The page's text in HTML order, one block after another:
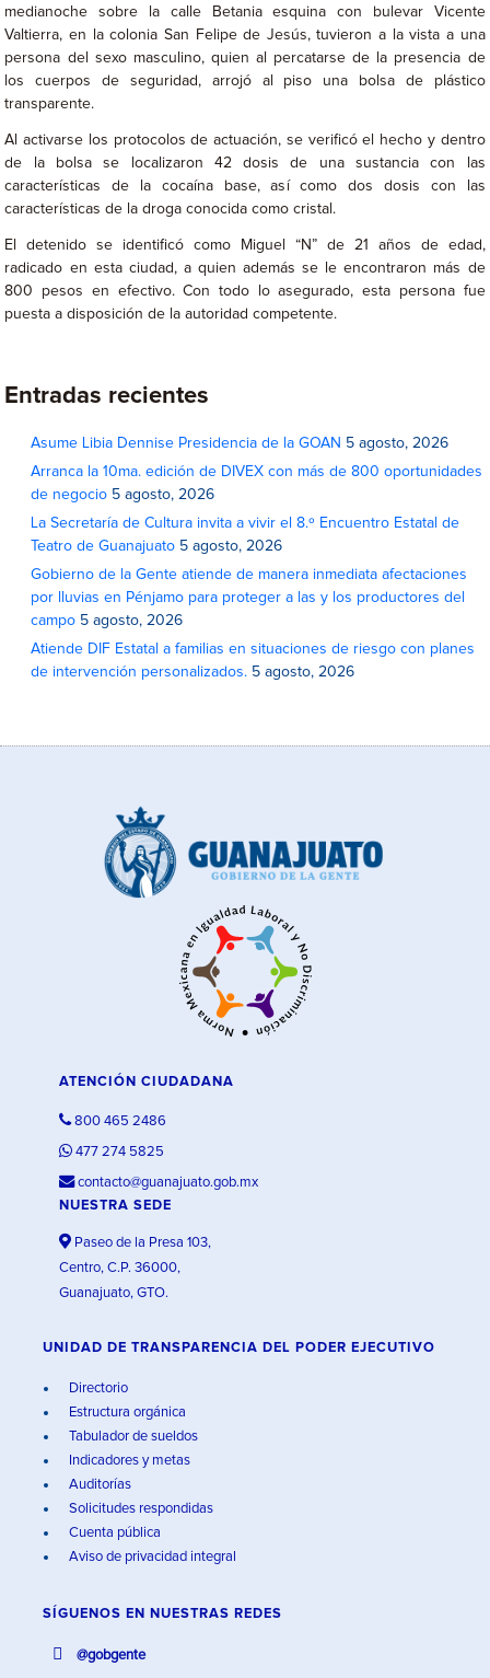
medianoche sobre la calle Betania esquina con bulevar Vicente
Valtierra, en la colonia San Felipe de Jesús, tuvieron a la vista a una
persona del sexo masculino, quien al percatarse de la presencia de
los cuerpos de seguridad, arrojó al piso una bolsa de plástico
transparente.
Al activarse los protocolos de actuación, se verificó el hecho y dentro
de la bolsa se localizaron 42 dosis de una sustancia con las
características de la cocaína base, así como dos dosis con las
características de la droga conocida como cristal.
El detenido se identificó como Miguel “N” de 21 años de edad,
radicado en esta ciudad, a quien además se le encontraron más de
800 pesos en efectivo. Con todo lo asegurado, esta persona fue
puesta a disposición de la autoridad competente.
Entradas recientes
Asume Libia Dennise Presidencia de la GOAN 5 agosto, 2026
Arranca la 10ma. edición de DIVEX con más de 800 oportunidades
de negocio 5 agosto, 2026
La Secretaría de Cultura invita a vivir el 8.º Encuentro Estatal de
Teatro de Guanajuato 5 agosto, 2026
Gobierno de la Gente atiende de manera inmediata afectaciones
por lluvias en Pénjamo para proteger a las y los productores del
campo 5 agosto, 2026
Atiende DIF Estatal a familias en situaciones de riesgo con planes
de intervención personalizados. 5 agosto, 2026
ATENCIÓN CIUDADANA
800 465 2486
477 274 5825
contacto@guanajuato.gob.mx
NUESTRA SEDE
Paseo de la Presa 103,
Centro, C.P. 36000,
Guanajuato, GTO.
UNIDAD DE TRANSPARENCIA DEL PODER EJECUTIVO
Directorio
Estructura orgánica
Tabulador de sueldos
Indicadores y metas
Auditorías
Solicitudes respondidas
Cuenta pública
Aviso de privacidad integral
SÍGUENOS EN NUESTRAS REDES
@gobgente